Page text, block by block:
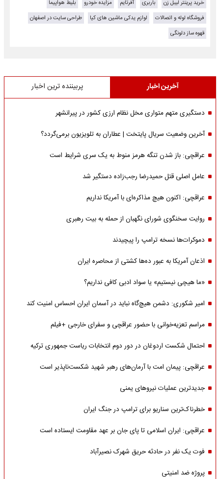
خرید پرینتر لیبل زن باربری آفرتایم مزایده خودرو
بلیط هواپیما
فروشگاه لوله و اتصالات
لوازم یدکی ماشین های کیا
طراحی سایت در اصفهان
قهوه ساز دلونگی
آخرین اخبار پربیننده ترین اخبار
دستگیری متهم متواری مخل نظام ارزی کشور در پیرانشهر
آخرین وضعیت سریال پایتخت | عطاران به تلویزیون برمی‌گردد؟
عراقچی: باز شدن تنگه هرمز منوط به یک سری شرایط است
عامل اصلی قتل حمیدرضا رجب‌زاده دستگیر شد
عراقچی: اکنون هیچ مذاکره‌ای با آمریکا نداریم
روایت سخنگوی شورای نگهبان از حمله به بیت رهبری
دموکرات‌ها نسخه ترامپ را پیچیدند
اذعان آمریکا به عبور ده‌ها کشتی از محاصره ایران
«ما هیچی نیستیم» یا سواد ادبی کافی نداریم؟
امیر شکوری: دشمن هیچ‌گاه نباید در آسمان ایران احساس امنیت کند
مراسم تعزیه‌خوانی با حضور عراقچی و سفرای خارجی +فیلم
احتمال شکست اردوغان در دور دوم انتخابات ریاست جمهوری ترکیه
عراقچی: پیمان امت با آرمان‌های رهبر شهید شکست‌ناپذیر است
جدیدترین عملیات نیروهای یمنی
خطرناک‌ترین سناریو برای ترامپ در جنگ ایران
عراقچی: ایران اسلامی تا پای جان بر عهد مقاومت ایستاده است
فوت یک نفر در حادثه حریق شهرک نصیرآباد
پروژه ضد امنیتی